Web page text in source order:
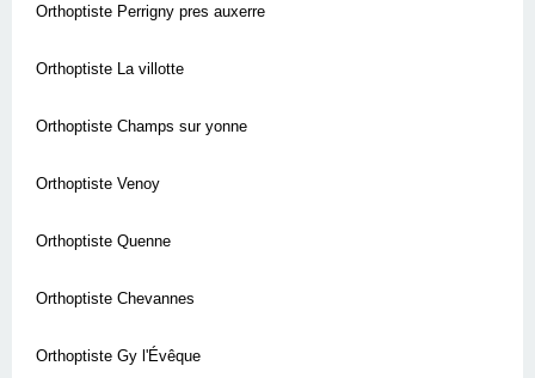
Orthoptiste Perrigny pres auxerre
Orthoptiste La villotte
Orthoptiste Champs sur yonne
Orthoptiste Venoy
Orthoptiste Quenne
Orthoptiste Chevannes
Orthoptiste Gy l'Évêque